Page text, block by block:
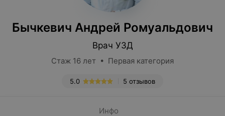
Бычкевич Андрей Ромуальдович
Врач УЗД
Стаж 16 лет • Первая категория
5 отзывов
5.0
Инфо